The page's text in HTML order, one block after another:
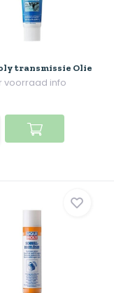
transmissie Olie
voorraad info